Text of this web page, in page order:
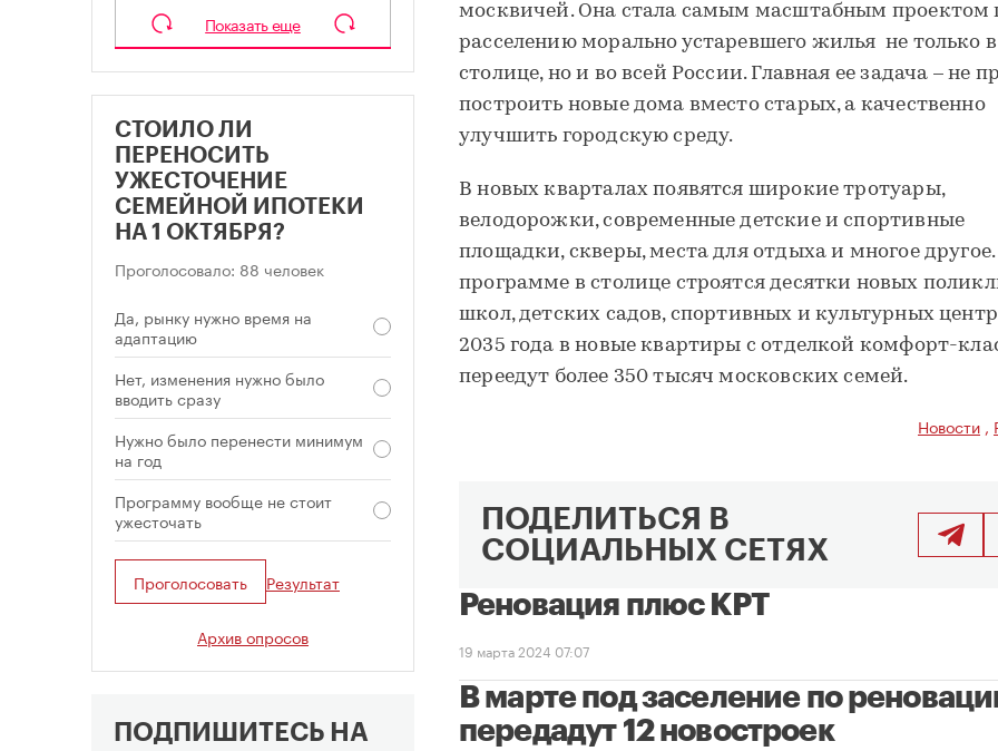
москвичей. Она стала самым масштабным проектом
расселению морально устаревшего жилья не только в
столице, но и во всей России. Главная ее задача – не
построить новые дома вместо старых, а качественно
улучшить городскую среду.
В новых кварталах появятся широкие тротуары,
велодорожки, современные детские и спортивные
площадки, скверы, места для отдыха и многое
программе в столице строятся десятки новых
школ, детских садов, спортивных и культурных
2035 года в новые квартиры с отделкой комфорт-
переедут более 350 тысяч московских семей.
Новости ,
ПОДЕЛИТЬСЯ В
СОЦИАЛЬНЫХ СЕТЯХ
Реновация плюс КРТ
19 марта 2024 07:07
В марте под заселение по
передадут 12 новостроек
Показать еще
СТОИЛО ЛИ
ПЕРЕНОСИТЬ
УЖЕСТОЧЕНИЕ
СЕМЕЙНОЙ ИПОТЕКИ
НА 1 ОКТЯБРЯ?
Проголосовало: 88 человек
Да, рынку нужно время на
адаптацию
Нет, изменения нужно было
вводить сразу
Нужно было перенести минимум
на год
Программу вообще не стоит
ужесточать
Проголосовать Результат
Архив опросов
ПОДПИШИТЕСЬ НА